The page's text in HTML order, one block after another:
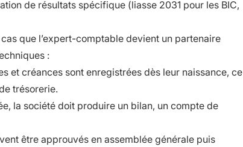
de résultats spécifique (liasse 2031 pour les BIC,
cas que l’expert-comptable devient un partenaire
:
et créances sont enregistrées dès leur naissance, ce
trésorerie.
la société doit produire un bilan, un compte de
être approuvés en assemblée générale puis